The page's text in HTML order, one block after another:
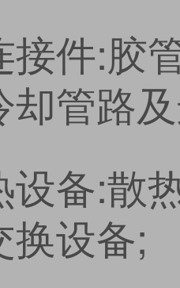
接件:胶
却管路
设备:散
设备;